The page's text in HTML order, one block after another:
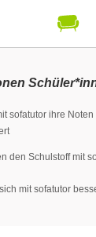
sofatutor ihre
den Schulstoff mit
mit sofatutor